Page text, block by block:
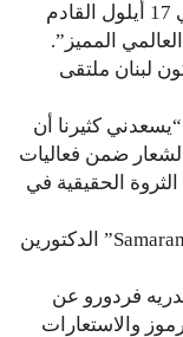
اللبنانية للإرسال انترناسيونال (LBCI)” في 17 أيلول القادم
المميز”.
لبنان ملتقى
“يسعدني كثيرنا أن
ضمن فعاليات
الحقيقية في
كما شكر فادي سمراني صاحب غاليري “Samarani” الدكتورين
فردورو عن
والاستعارات